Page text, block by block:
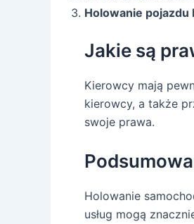
Holowanie
Jakie są
Kierowcy mają
kierowcy, a także
swoje prawa.
Holowanie
usług mogą